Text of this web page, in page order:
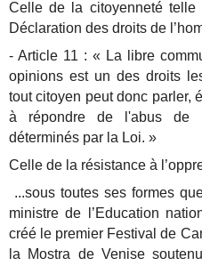
Celle de la citoyenneté telle
Déclaration des droits de
- Article 11 : « La libre
opinions est un des droits
tout citoyen peut donc parler,
à répondre de l'abus de
déterminés par la Loi. »
Celle de la résistance à
...sous toutes ses formes
ministre de l’Education
créé le premier Festival de
la Mostra de Venise